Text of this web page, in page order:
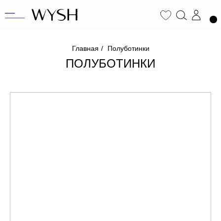
Главная / Полуботинки
ПОЛУБОТИНКИ